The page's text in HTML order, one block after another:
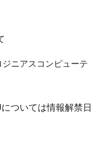
ジニアスコンピューテ
ついては情報解禁日